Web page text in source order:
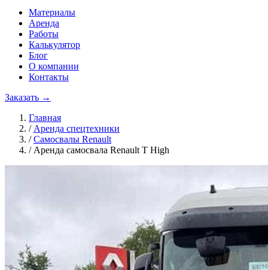
Материалы
Аренда
Работы
Калькулятор
Блог
О компании
Контакты
Заказать →
Главная
/ Аренда спецтехники
/ Самосвалы Renault
/ Аренда самосвала Renault T High